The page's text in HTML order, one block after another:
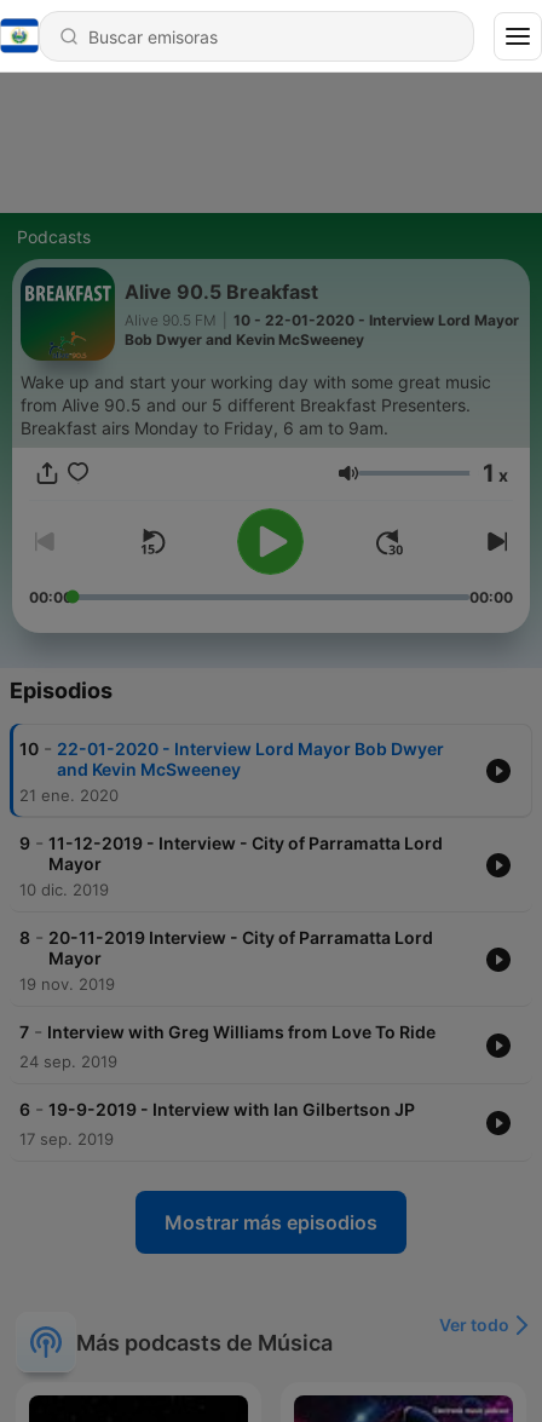
Podcasts
Alive 90.5 Breakfast
Alive 90.5 FM
10 - 22-01-2020 - Interview Lord Mayor
Bob Dwyer and Kevin McSweeney
Wake up and start your working day with some great music
from Alive 90.5 and our 5 different Breakfast Presenters.
Breakfast airs Monday to Friday, 6 am to 9am.
Volumen 1 x
00:00 00:00
Episodios
10 - 22-01-2020 - Interview Lord Mayor Bob Dwyer
and Kevin McSweeney
21 ene. 2020
9 - 11-12-2019 - Interview - City of Parramatta Lord
Mayor
10 dic. 2019
8 - 20-11-2019 Interview - City of Parramatta Lord
Mayor
19 nov. 2019
7 - Interview with Greg Williams from Love To Ride
24 sep. 2019
6 - 19-9-2019 - Interview with Ian Gilbertson JP
17 sep. 2019
Mostrar más episodios
Más podcasts de Música
Ver todo